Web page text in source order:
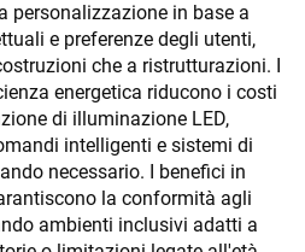
personalizzazione in base a
e preferenze degli utenti,
che a ristrutturazioni. I
energetica riducono i costi
di illuminazione LED,
intelligenti e sistemi di
necessario. I benefici in
la conformità agli
ambienti inclusivi adatti a